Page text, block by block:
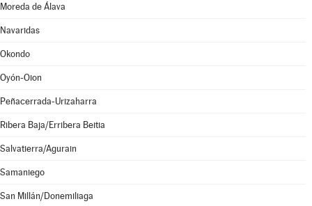
Moreda de Álava
Navaridas
Okondo
Oyón-Oion
Peñacerrada-Urizaharra
Ribera Baja/Erribera Beitia
Salvatierra/Agurain
Samaniego
San Millán/Donemiliaga